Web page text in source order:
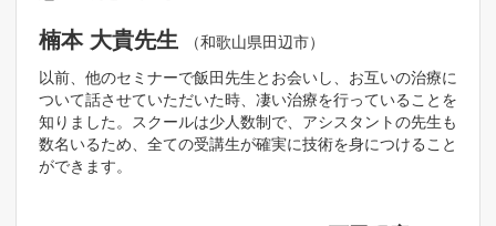
楠本 大貴先生
（和歌山県田辺市）
以前、他のセミナーで飯田先生とお会いし、お互いの治療に
ついて話させていただいた時、凄い治療を行っていることを
知りました。スクールは少人数制で、アシスタントの先生も
数名いるため、全ての受講生が確実に技術を身につけること
ができます。